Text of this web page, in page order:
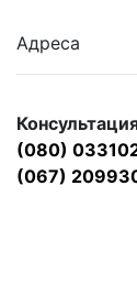
Адреса
(080)
(067)